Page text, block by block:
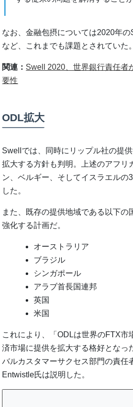
なお、金融包摂については2020年
など、これまでも課題とされていた。
関連： Swell 2020、世界銀行責任者
要性
ODL拡大
Swellでは、同時にリップル社の提
拡大する方針も判明。上述のアフリ
ン、ベルギー、そしてイスラエルの
した。
また、既存の提供地域である以下の
強化する計画だ。
オーストラリア
ブラジル
シンガポール
アラブ首長国連邦
英国
米国
これにより、「ODLは世界のFTX市
済市場に提供を拡大する格好となっ
バルカスタマーサクセス部門の責任
Entwistle氏は説明した。